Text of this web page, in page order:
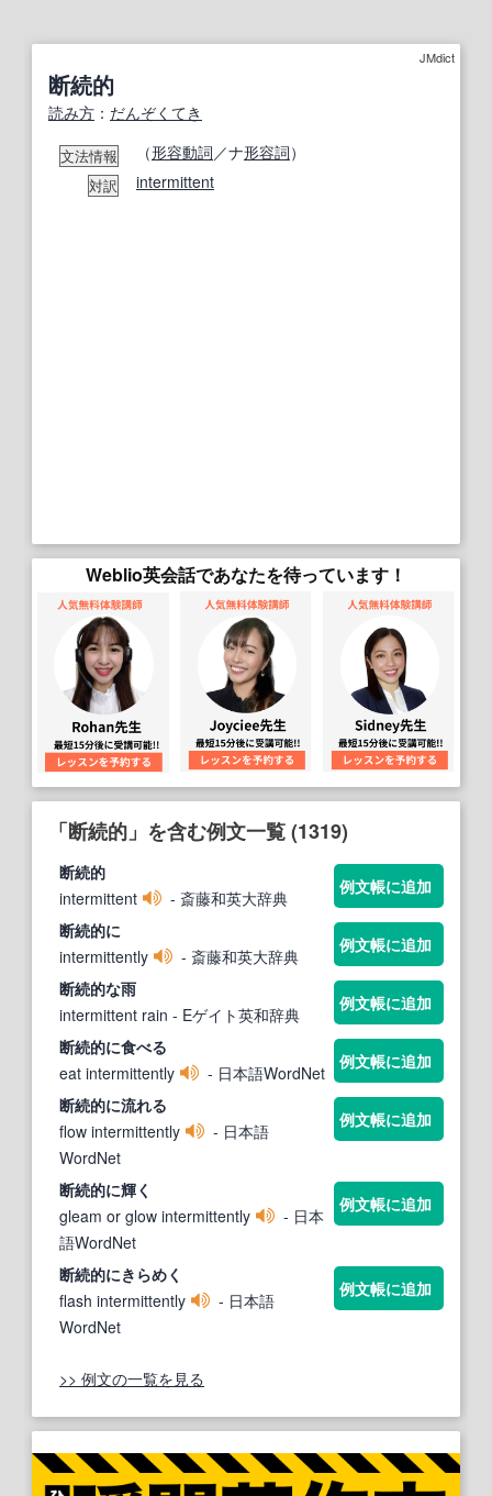
JMdict
断続的
読み方 ： だんぞくてき
文法情報 （形容動詞 ／ナ形容詞）
対訳 intermittent
Weblio英会話であなたを待っています！
「断続的」を含む例文一覧 (1319)
断続的
intermittent
- 斎藤和英大辞典
例文帳に追加
断続的に
intermittently
- 斎藤和英大辞典
例文帳に追加
断続的な雨
intermittent rain - Eゲイト英和辞典
例文帳に追加
断続的に食べる
eat intermittently
- 日本語WordNet
例文帳に追加
断続的に流れる
flow intermittently
- 日本語
WordNet
例文帳に追加
断続的に輝く
gleam or glow intermittently
- 日本
語WordNet
例文帳に追加
断続的にきらめく
flash intermittently
- 日本語
WordNet
例文帳に追加
>> 例文の一覧を見る